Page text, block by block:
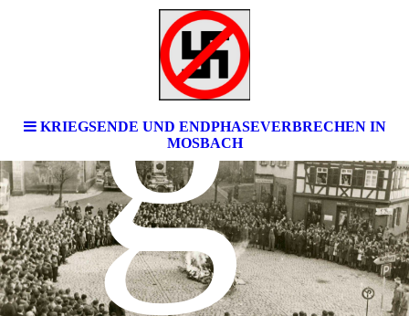
KRIEGSENDE UND ENDPHASEVERBRECHEN IN
MOSBACH
g